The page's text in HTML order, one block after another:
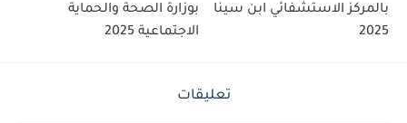
بالمركز الاستشفائي ابن سينا
2025
بوزارة الصحة والحماية
الاجتماعية 2025
تعليقات